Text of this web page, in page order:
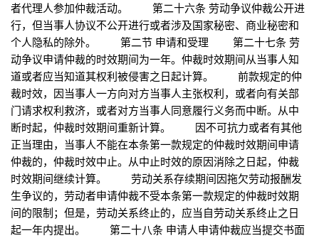
者代理人参加仲裁活动。 第二十六条 劳动争议仲裁公开进
行，但当事人协议不公开进行或者涉及国家秘密、商业秘密和
个人隐私的除外。 第二节 申请和受理 第二十七条 劳
动争议申请仲裁的时效期间为一年。仲裁时效期间从当事人知
道或者应当知道其权利被侵害之日起计算。 前款规定的仲
裁时效，因当事人一方向对方当事人主张权利，或者向有关部
门请求权利救济，或者对方当事人同意履行义务而中断。从中
断时起，仲裁时效期间重新计算。 因不可抗力或者有其他
正当理由，当事人不能在本条第一款规定的仲裁时效期间申请
仲裁的，仲裁时效中止。从中止时效的原因消除之日起，仲裁
时效期间继续计算。 劳动关系存续期间因拖欠劳动报酬发
生争议的，劳动者申请仲裁不受本条第一款规定的仲裁时效期
间的限制；但是，劳动关系终止的，应当自劳动关系终止之日
起一年内提出。 第二十八条 申请人申请仲裁应当提交书面